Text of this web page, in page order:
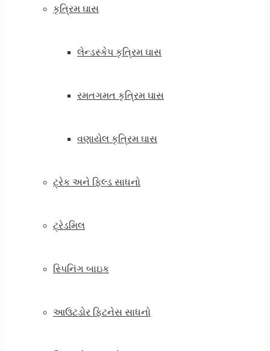
કૃત્રિમ ઘાસ
લેન્ડસ્કેપ કૃત્રિમ ઘાસ
રમતગમત કૃત્રિમ ઘાસ
વણાયેલ કૃત્રિમ ઘાસ
ટ્રેક અને ફિલ્ડ સાધનો
ટ્રેડમિલ
સ્પિનિંગ બાઇક
આઉટડોર ફિટનેસ સાધનો